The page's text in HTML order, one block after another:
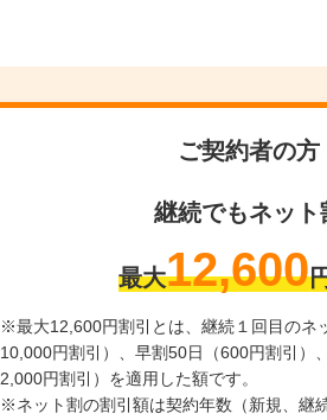
ご契約者の方
継続でもネット
最大12,600
※最大12,600円割引とは、継続１回目のネ
10,000円割引）、早割50日（600円割引）
2,000円割引）を適用した額です。
※ネット割の割引額は契約年数（新規、継